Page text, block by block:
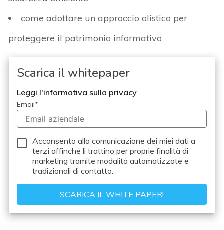
come adottare un approccio olistico per
proteggere il patrimonio informativo
Scarica il whitepaper
Leggi l'informativa sulla privacy
Email*
Acconsento alla comunicazione dei miei dati a
terzi affinché li trattino per proprie finalità di
marketing tramite modalità automatizzate e
tradizionali di contatto.